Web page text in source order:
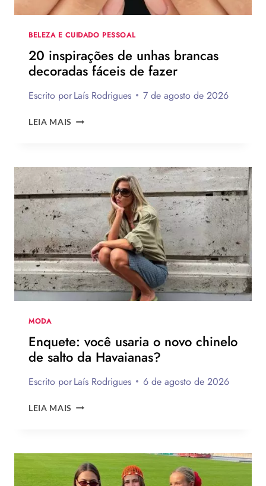
BELEZA E CUIDADO PESSOAL
20 inspirações de unhas brancas
decoradas fáceis de fazer
Escrito porLaís Rodrigues 7 de agosto de 2026
LEIA MAIS
BRANCAS
DECORADAS
FÁCEIS
DE
FAZER
MODA
Enquete: você usaria o novo chinelo
de salto da Havaianas?
Escrito porLaís Rodrigues 6 de agosto de 2026
LEIA MAIS ENQUETE:
NOVO
CHINELO
DE